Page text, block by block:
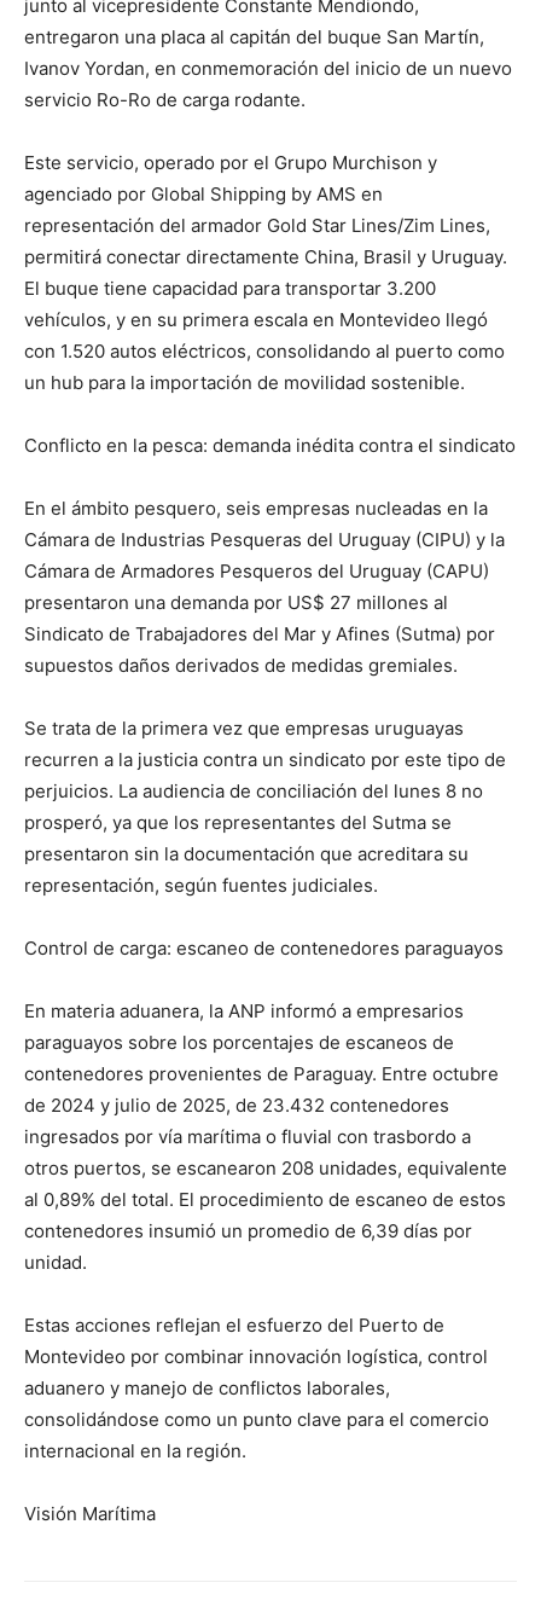
junto al vicepresidente Constante Mendiondo,
entregaron una placa al capitán del buque San Martín,
Ivanov Yordan, en conmemoración del inicio de un nuevo
servicio Ro-Ro de carga rodante.
Este servicio, operado por el Grupo Murchison y
agenciado por Global Shipping by AMS en
representación del armador Gold Star Lines/Zim Lines,
permitirá conectar directamente China, Brasil y Uruguay.
El buque tiene capacidad para transportar 3.200
vehículos, y en su primera escala en Montevideo llegó
con 1.520 autos eléctricos, consolidando al puerto como
un hub para la importación de movilidad sostenible.
Conflicto en la pesca: demanda inédita contra el sindicato
En el ámbito pesquero, seis empresas nucleadas en la
Cámara de Industrias Pesqueras del Uruguay (CIPU) y la
Cámara de Armadores Pesqueros del Uruguay (CAPU)
presentaron una demanda por US$ 27 millones al
Sindicato de Trabajadores del Mar y Afines (Sutma) por
supuestos daños derivados de medidas gremiales.
Se trata de la primera vez que empresas uruguayas
recurren a la justicia contra un sindicato por este tipo de
perjuicios. La audiencia de conciliación del lunes 8 no
prosperó, ya que los representantes del Sutma se
presentaron sin la documentación que acreditara su
representación, según fuentes judiciales.
Control de carga: escaneo de contenedores paraguayos
En materia aduanera, la ANP informó a empresarios
paraguayos sobre los porcentajes de escaneos de
contenedores provenientes de Paraguay. Entre octubre
de 2024 y julio de 2025, de 23.432 contenedores
ingresados por vía marítima o fluvial con trasbordo a
otros puertos, se escanearon 208 unidades, equivalente
al 0,89% del total. El procedimiento de escaneo de estos
contenedores insumió un promedio de 6,39 días por
unidad.
Estas acciones reflejan el esfuerzo del Puerto de
Montevideo por combinar innovación logística, control
aduanero y manejo de conflictos laborales,
consolidándose como un punto clave para el comercio
internacional en la región.
Visión Marítima